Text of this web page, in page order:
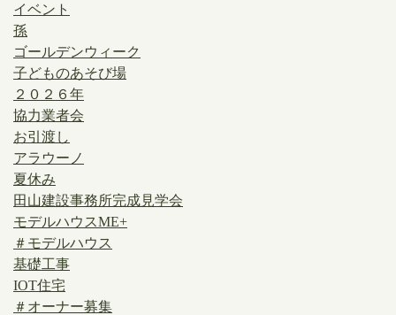
イベント
孫
ゴールデンウィーク
子どものあそび場
２０２６年
協力業者会
お引渡し
アラウーノ
夏休み
田山建設事務所完成見学会
モデルハウスME+
＃モデルハウス
基礎工事
IOT住宅
＃オーナー募集